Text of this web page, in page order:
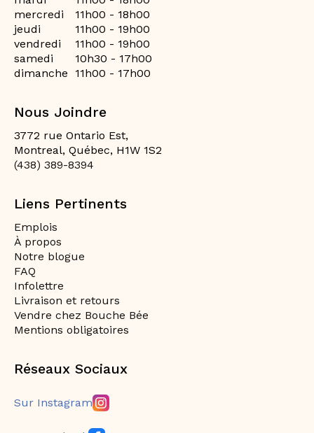
mercredi
11h00 - 18h00
jeudi
11h00 - 19h00
vendredi
11h00 - 19h00
samedi
10h30 - 17h00
dimanche
11h00 - 17h00
Nous Joindre
3772 rue Ontario Est,
Montreal, Québec, H1W 1S2
(438) 389-8394
Liens Pertinents
Emplois
À propos
Notre blogue
FAQ
Infolettre
Livraison et retours
Vendre chez Bouche Bée
Mentions obligatoires
Réseaux Sociaux
Sur Instagram